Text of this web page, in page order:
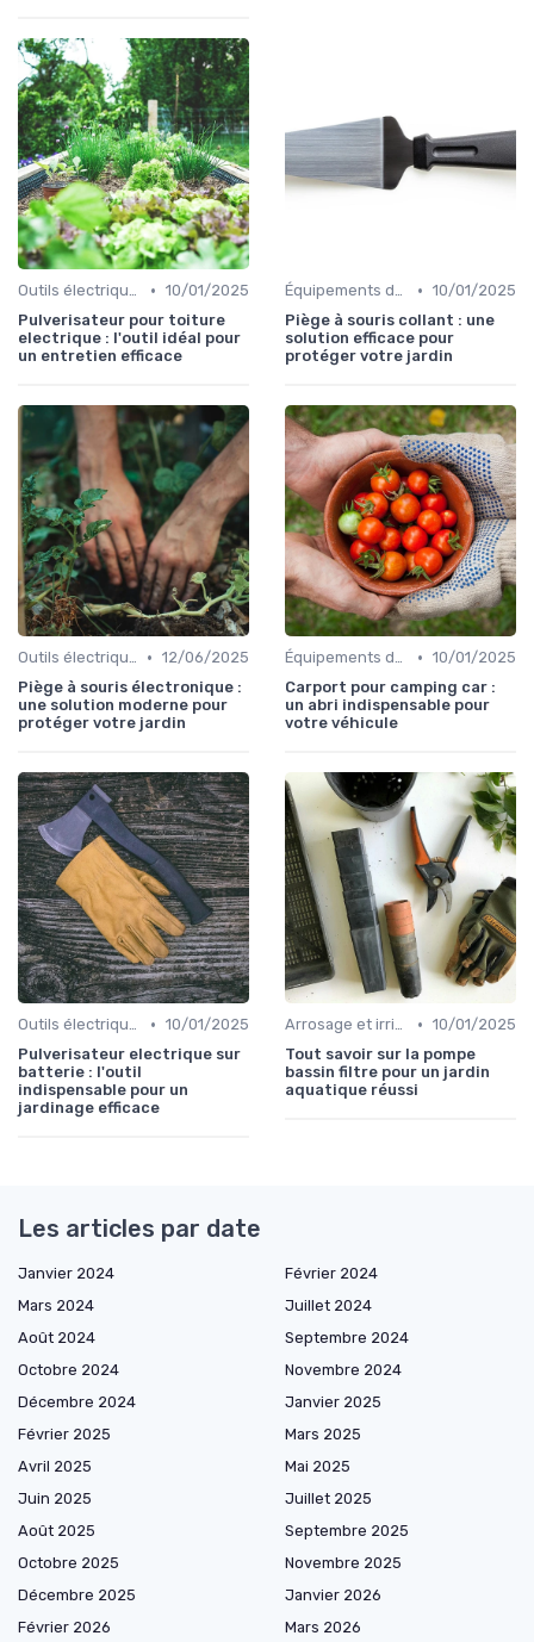
Outils électriques • 10/01/2025
Pulverisateur pour toiture
electrique : l'outil idéal pour
un entretien efficace
Équipements de protection • 10/01/2025
Piège à souris collant : une
solution efficace pour
protéger votre jardin
Outils électriques • 12/06/2025
Piège à souris électronique :
une solution moderne pour
protéger votre jardin
Équipements de protection • 10/01/2025
Carport pour camping car :
un abri indispensable pour
votre véhicule
Outils électriques • 10/01/2025
Pulverisateur electrique sur
batterie : l'outil
indispensable pour un
jardinage efficace
Arrosage et irrigation • 10/01/2025
Tout savoir sur la pompe
bassin filtre pour un jardin
aquatique réussi
Les articles par date
Janvier 2024
Février 2024
Mars 2024
Juillet 2024
Août 2024
Septembre 2024
Octobre 2024
Novembre 2024
Décembre 2024
Janvier 2025
Février 2025
Mars 2025
Avril 2025
Mai 2025
Juin 2025
Juillet 2025
Août 2025
Septembre 2025
Octobre 2025
Novembre 2025
Décembre 2025
Janvier 2026
Février 2026
Mars 2026